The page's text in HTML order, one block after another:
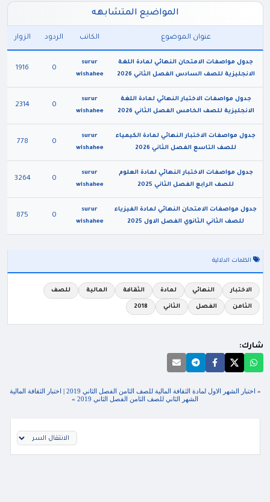
المواضيع المتشابهه
عنوان الموضوع الكاتب الردود الزوار
جدول مواصفات الامتحان النهائي لمادة اللغة
الانجليزية للصف السادس الفصل الثاني 2026
surur
wishahee
0
1916
جدول مواصفات الاختبار النهائي لمادة اللغة
الانجليزية للصف الخامس الفصل الثاني 2026
surur
wishahee
0
2314
جدول مواصفات الاختبار النهائي لمادة الكيمياء
للصف التاسع الفصل الثاني 2026
surur
wishahee
0
778
جدول مواصفات الاختبار النهائي لمادة العلوم
للصف الرابع الفصل الثاني 2025
surur
wishahee
0
3264
جدول مواصفات الامتحان النهائي لمادة الفيزياء
للصف الثاني الثانوي الفصل الاول 2025
surur
wishahee
0
875
الكلمات الدلالية
الاختبار النهائي لمادة الثقافة المالية للصف
الثامن الفصل الثاني 2018
شارك:
« اختبار الشهر الاول لمادة الثقافة المالية للصف الثامن الفصل الثاني 2019 | اختبار الثقافة المالية
الشهر الثاني للصف الثامن الفصل الثاني 2019
»